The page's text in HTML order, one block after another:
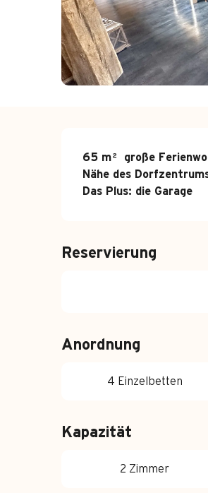
65 m² große
Nähe des
Das Plus: die Garage
Reservierung
Anordnung
4 Einzelbetten
Kapazität
2 Zimmer